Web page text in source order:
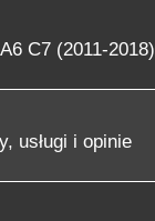
A6 C7 (2011-2018)
usługi i opinie